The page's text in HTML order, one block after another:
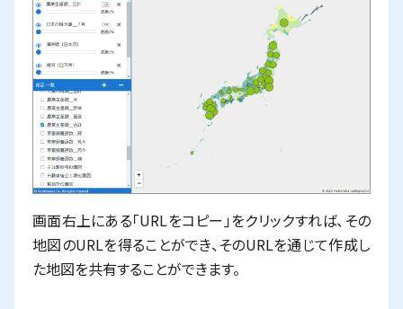
画面右上にある「URLをコピー」をクリックすれば、その
地図のURLを得ることができ、そのURLを通じて作成し
た地図を共有することができます。